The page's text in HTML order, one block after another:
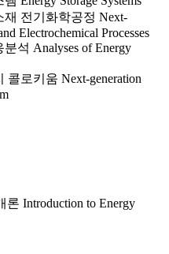
재 전기화학공정 Next-
Electrochemical Processes
분석 Analyses of Energy
콜로키움 Next-generation
론 Introduction to Energy